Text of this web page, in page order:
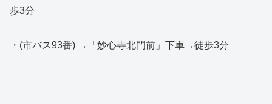
歩3分
・(市バス93番) →「妙心寺北門前」下車→徒歩3分